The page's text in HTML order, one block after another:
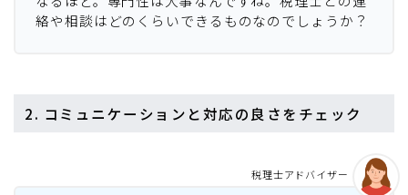
絡や相談はどのくらいできるものなのでしょうか？
2. コミュニケーションと対応の良さをチェック
税理士アドバイザー